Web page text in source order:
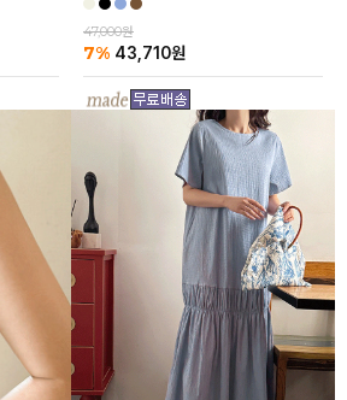
47,000원
7% 43,710원